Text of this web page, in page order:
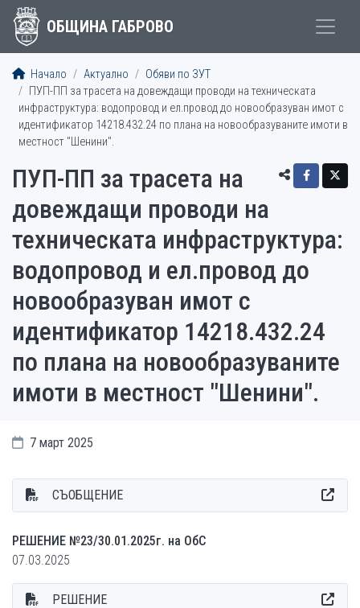
ОБЩИНА ГАБРОВО
Начало Актуално
Обяви по ЗУТ
ПУП-ПП за трасета на довеждащи проводи на техническата
инфраструктура: водопровод и ел.провод до новообразуван имот с
идентификатор 14218.432.24 по плана на новообразуваните имоти в
местност "Шенини".
ПУП-ПП за трасета на
довеждащи проводи на
техническата инфраструктура:
водопровод и ел.провод до
новообразуван имот с
идентификатор 14218.432.24
по плана на новообразуваните
имоти в местност "Шенини".
7 март 2025
СЪОБЩЕНИЕ
РЕШЕНИЕ №23/30.01.2025г. на ОбС
07.03.2025
РЕШЕНИЕ